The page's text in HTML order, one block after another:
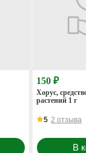
150 ₽
Хорус,
растений 1 г
5 2 отзыва
В